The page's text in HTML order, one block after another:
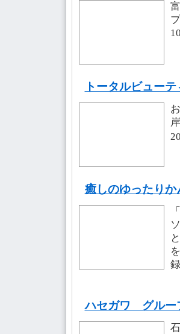
トータルビュー
癒しのゆったりか
ハセガワ グルー